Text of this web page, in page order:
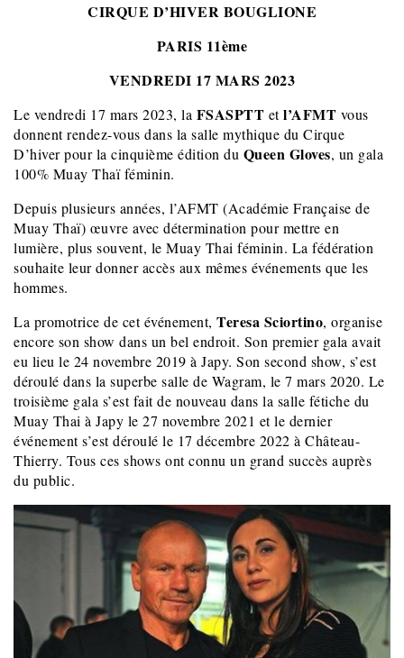
CIRQUE D’HIVER BOUGLIONE
PARIS 11ème
VENDREDI 17 MARS 2023
Le vendredi 17 mars 2023, la FSASPTT etl’AFMT vous
donnent rendez-vous dans la salle mythique du Cirque
D’hiver pour la cinquième édition du Queen Gloves, un gala
100% Muay Thaï féminin.
Depuis plusieurs années, l’AFMT (Académie Française de
Muay Thaï) œuvre avec détermination pour mettre en
lumière, plus souvent, le Muay Thai féminin. La fédération
souhaite leur donner accès aux mêmes événements que les
hommes.
La promotrice de cet événement, Teresa Sciortino, organise
encore son show dans un bel endroit. Son premier gala avait
eu lieu le 24 novembre 2019 à Japy. Son second show, s’est
déroulé dans la superbe salle de Wagram, le 7 mars 2020. Le
troisième gala s’est fait de nouveau dans la salle fétiche du
Muay Thai à Japy le 27 novembre 2021 et le dernier
événement s’est déroulé le 17 décembre 2022 à Château-
Thierry. Tous ces shows ont connu un grand succès auprès
du public.